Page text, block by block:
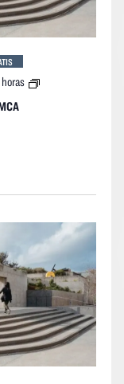
Paseo